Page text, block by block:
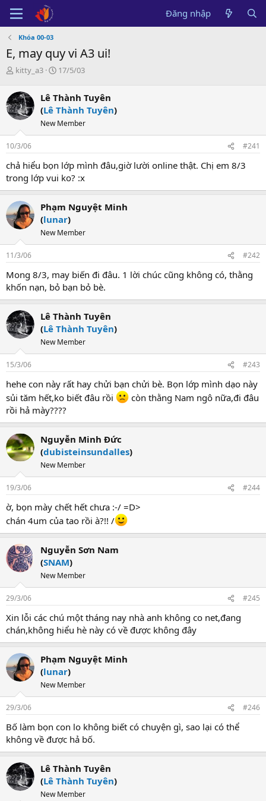
Đăng nhập
Khóa 00-03
E, may quy vi A3 ui!
B
t
đ
ầ
u
kitty_a3
N
y
b
ắ
t
ầ
u
17/5/03
Lê Thành Tuyên
(Lê Thành Tuyên)
New Member
10/3/06 #241
chả hiểu bọn lớp mình đâu,giờ lười online thật. Chị em 8/3
trong lớp vui ko? :x
Phạm Nguyệt Minh
(lunar)
New Member
11/3/06 #242
Mong 8/3, may biến đi đâu. 1 lời chúc cũng không có, thằng
khốn nạn, bỏ bạn bỏ bè.
Lê Thành Tuyên
(Lê Thành Tuyên)
New Member
15/3/06 #243
hehe con này rất hay chửi bạn chửi bè. Bọn lớp mình dạo này
sủi tăm hết,ko biết đâu rồi
còn thằng Nam ngô nữa,đi đâu
rồi hả mày????
Nguyễn Minh Đức
(dubisteinsundalles)
New Member
19/3/06 #244
ờ, bọn mày chết hết chưa :-/ =D>
chán 4um của tao rồi à?!! /
Nguyễn Sơn Nam
(SNAM)
New Member
29/3/06 #245
Xin lỗi các chú một tháng nay nhà anh không co net,đang
chán,không hiểu hè này có về được không đây
Phạm Nguyệt Minh
(lunar)
New Member
29/3/06 #246
Bố làm bọn con lo không biết có chuyện gì, sao lại có thể
không về được hả bố.
Lê Thành Tuyên
(Lê Thành Tuyên)
New Member